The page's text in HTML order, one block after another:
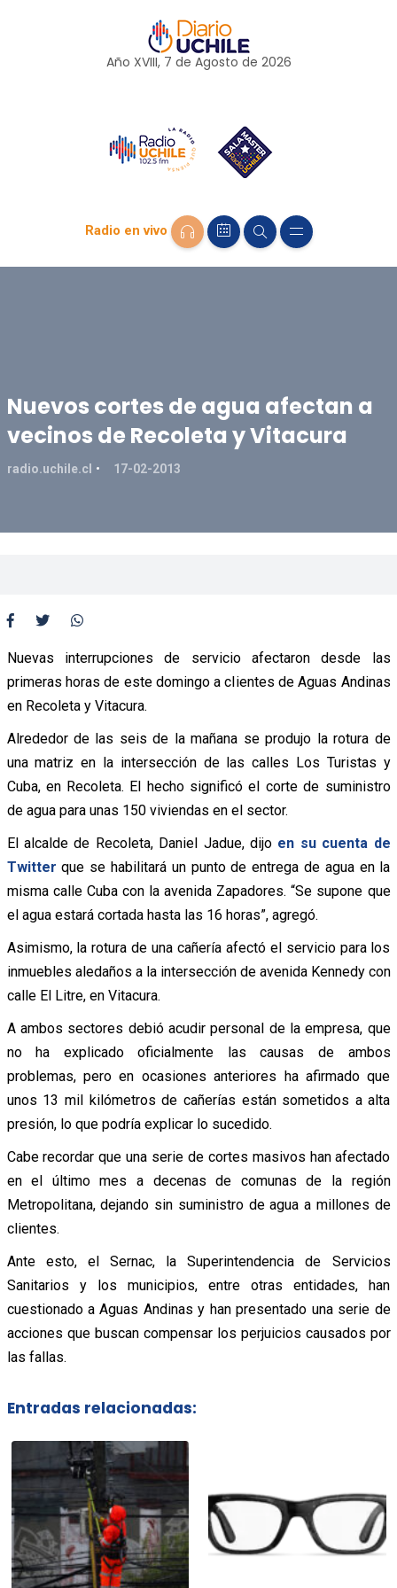
Año XVIII, 7 de Agosto de 2026
Radio en vivo
Nuevos cortes de agua afectan a
vecinos de Recoleta y Vitacura
radio.uchile.cl 17-02-2013
Nuevas interrupciones de servicio afectaron desde las
primeras horas de este domingo a clientes de Aguas Andinas
en Recoleta y Vitacura.
Alrededor de las seis de la mañana se produjo la rotura de
una matriz en la intersección de las calles Los Turistas y
Cuba, en Recoleta. El hecho significó el corte de suministro
de agua para unas 150 viviendas en el sector.
El alcalde de Recoleta, Daniel Jadue, dijo en su cuenta de
Twitter que se habilitará un punto de entrega de agua en la
misma calle Cuba con la avenida Zapadores. “Se supone que
el agua estará cortada hasta las 16 horas”, agregó.
Asimismo, la rotura de una cañería afectó el servicio para los
inmuebles aledaños a la intersección de avenida Kennedy con
calle El Litre, en Vitacura.
A ambos sectores debió acudir personal de la empresa, que
no ha explicado oficialmente las causas de ambos
problemas, pero en ocasiones anteriores ha afirmado que
unos 13 mil kilómetros de cañerías están sometidos a alta
presión, lo que podría explicar lo sucedido.
Cabe recordar que una serie de cortes masivos han afectado
en el último mes a decenas de comunas de la región
Metropolitana, dejando sin suministro de agua a millones de
clientes.
Ante esto, el Sernac, la Superintendencia de Servicios
Sanitarios y los municipios, entre otras entidades, han
cuestionado a Aguas Andinas y han presentado una serie de
acciones que buscan compensar los perjuicios causados por
las fallas.
Entradas relacionadas: